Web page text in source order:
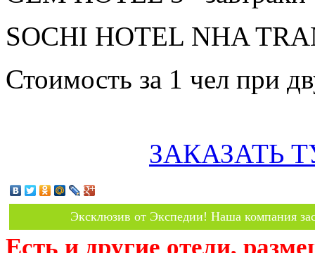
SOCHI HOTEL NHA
Стоимость за 1 чел при
ЗАКАЗАТЬ
Эксклюзив от Экспедии! Наша компания
Есть и другие отели,